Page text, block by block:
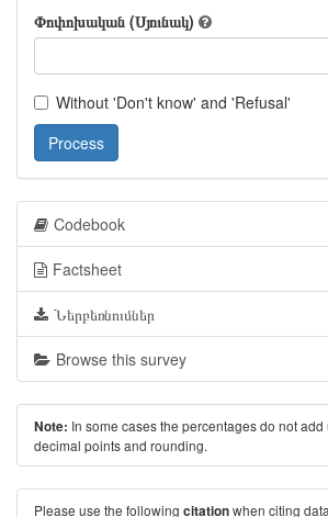
Փոփոխական (Սյունակ)
Without 'Don't know' and 'Refusal'
Process
Codebook
Factsheet
Ներբեռնումներ
Browse this survey
Note: In some cases the percentages do not add
decimal points and rounding.
Please use the following citationwhen citing